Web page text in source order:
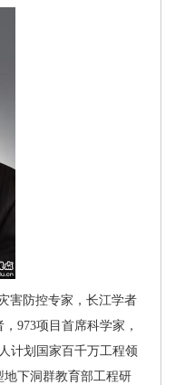
害防控专家，长江学者
973项目首席科学家，
计划国家百千万工程领
下洞群教育部工程研